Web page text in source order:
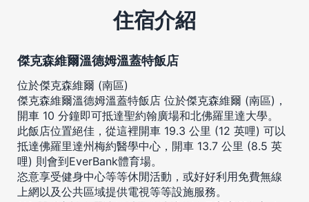
住宿介紹
傑克森維爾溫德姆溫蓋特飯店
位於傑克森維爾 (南區)
傑克森維爾溫德姆溫蓋特飯店 位於傑克森維爾 (南區)，
開車 10 分鐘即可抵達聖約翰廣場和北佛羅里達大學。
此飯店位置絕佳，從這裡開車 19.3 公里 (12 英哩) 可以
抵達佛羅里達州梅約醫學中心，開車 13.7 公里 (8.5 英
哩) 則會到EverBank體育場。
恣意享受健身中心等等休閒活動，或好好利用免費無線
上網以及公共區域提供電視等等設施服務。